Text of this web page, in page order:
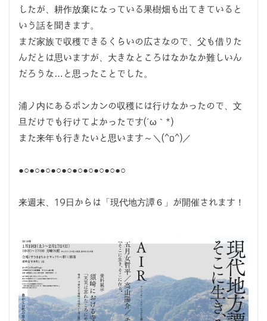
したが、耕作放棄になっている果樹畑も出てきていると
いう話を聞きます。
まだ家族で収穫できるくらいの広さなので、父も借りた
んだとは思いますが、大きなところはなかなか難しいん
だろうな…と思ったことでした。
浦ノ内にあるポンカンの収穫には行けなかったので、文
旦だけでも行けてよかったです(´ω｀*)
また来年も行きたいと思います～＼(^o^)／
●○●○●○●○●○●○●○●○●○●○
来週末、19日からは「現代地方譚６」が開催されます！